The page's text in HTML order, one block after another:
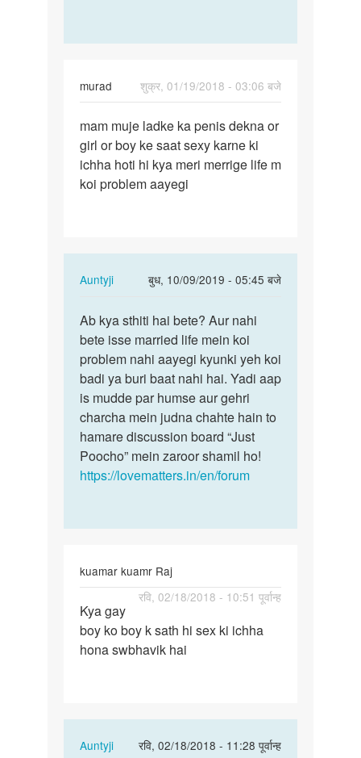
murad
शुक्र, 01/19/2018 - 03:06 बजे
mam
muje
ladke
ka
mam muje ladke ka penis dekna or
girl or boy ke saat sexy karne ki
ichha hoti hi kya meri merrige life m
koi problem aayegi
Auntyji
बुध, 10/09/2019 - 05:45 बजे
In
to
mam
muje
ladke
ka
penis…
by
murad
Ab
kya
sthiti
hai
bete?
Aur…
Ab kya sthiti hai bete? Aur nahi
bete isse married life mein koi
problem nahi aayegi kyunki yeh koi
badi ya buri baat nahi hai. Yadi aap
is mudde par humse aur gehri
charcha mein judna chahte hain to
hamare discussion board “Just
Poocho” mein zaroor shamil ho!
https://lovematters.in/en/forum
kuamar kuamr Raj
रवि, 02/18/2018 - 10:51 पूर्वान्ह
Kya
gay
boy
hi…
Kya gay
boy ko boy k sath hi sex ki ichha
hona swbhavik hai
Auntyji
रवि, 02/18/2018 - 11:28 पूर्वान्ह
In